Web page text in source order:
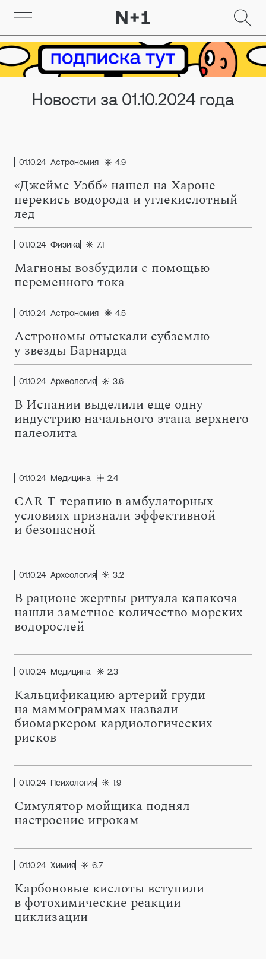
Новости за 01.10.2024 года
01.10.24 Астрономия 4.9
«Джеймс Уэбб» нашел на Хароне
перекись водорода и углекислотный
лед
01.10.24 Физика 7.1
Магноны возбудили с помощью
переменного тока
01.10.24 Астрономия 4.5
Астрономы отыскали субземлю
у звезды Барнарда
01.10.24 Археология 3.6
В Испании выделили еще одну
индустрию начального этапа верхнего
палеолита
01.10.24 Медицина 2.4
CAR-T-терапию в амбулаторных
условиях признали эффективной
и безопасной
01.10.24 Археология 3.2
В рационе жертвы ритуала капакоча
нашли заметное количество морских
водорослей
01.10.24 Медицина 2.3
Кальцификацию артерий груди
на маммограммах назвали
биомаркером кардиологических
рисков
01.10.24 Психология 1.9
Симулятор мойщика поднял
настроение игрокам
01.10.24 Химия 6.7
Карбоновые кислоты вступили
в фотохимические реакции
циклизации